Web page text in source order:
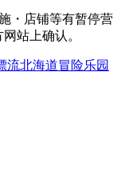
・店铺等有暂停营
站上确认。
流北海道冒险乐园